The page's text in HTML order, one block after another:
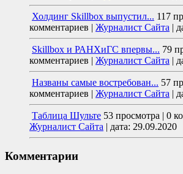
Холдинг Skillbox выпустил... 117
комментариев | Журналист Сайта |
Skillbox и РАНХиГС впервы... 79
комментариев | Журналист Сайта |
Названы самые востребован... 57
комментариев | Журналист Сайта |
Таблица Шульте 53 просмотра | 0
Журналист Сайта | дата: 29.09.2020
Комментарии